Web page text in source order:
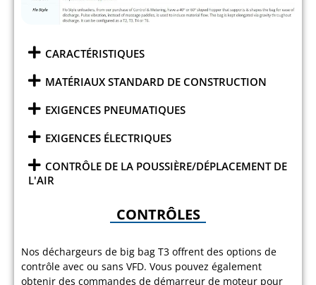
CARACTÉRISTIQUES
MATÉRIAUX STANDARD DE CONSTRUCTION
EXIGENCES PNEUMATIQUES
EXIGENCES ÉLECTRIQUES
CONTRÔLE DE LA POUSSIÈRE/DÉPLACEMENT DE
L'AIR
CONTRÔLES
Nos déchargeurs de big bag T3 offrent des options de
contrôle avec ou sans VFD. Vous pouvez également
obtenir des commandes de démarreur de moteur pour